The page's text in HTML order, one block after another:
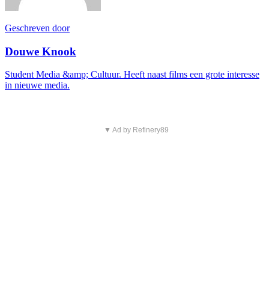
Geschreven door
Douwe Knook
Student Media &amp; Cultuur. Heeft naast films een grote interesse
in nieuwe media.
▼ Ad by Refinery89